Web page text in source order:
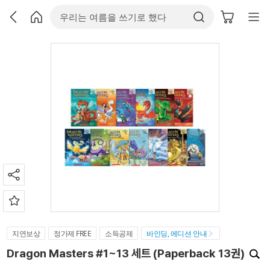
지연보상 정가제 FREE 소득공제 바인딩, 에디션 안내
Dragon Masters #1~13 세트 (Paperback 13권)